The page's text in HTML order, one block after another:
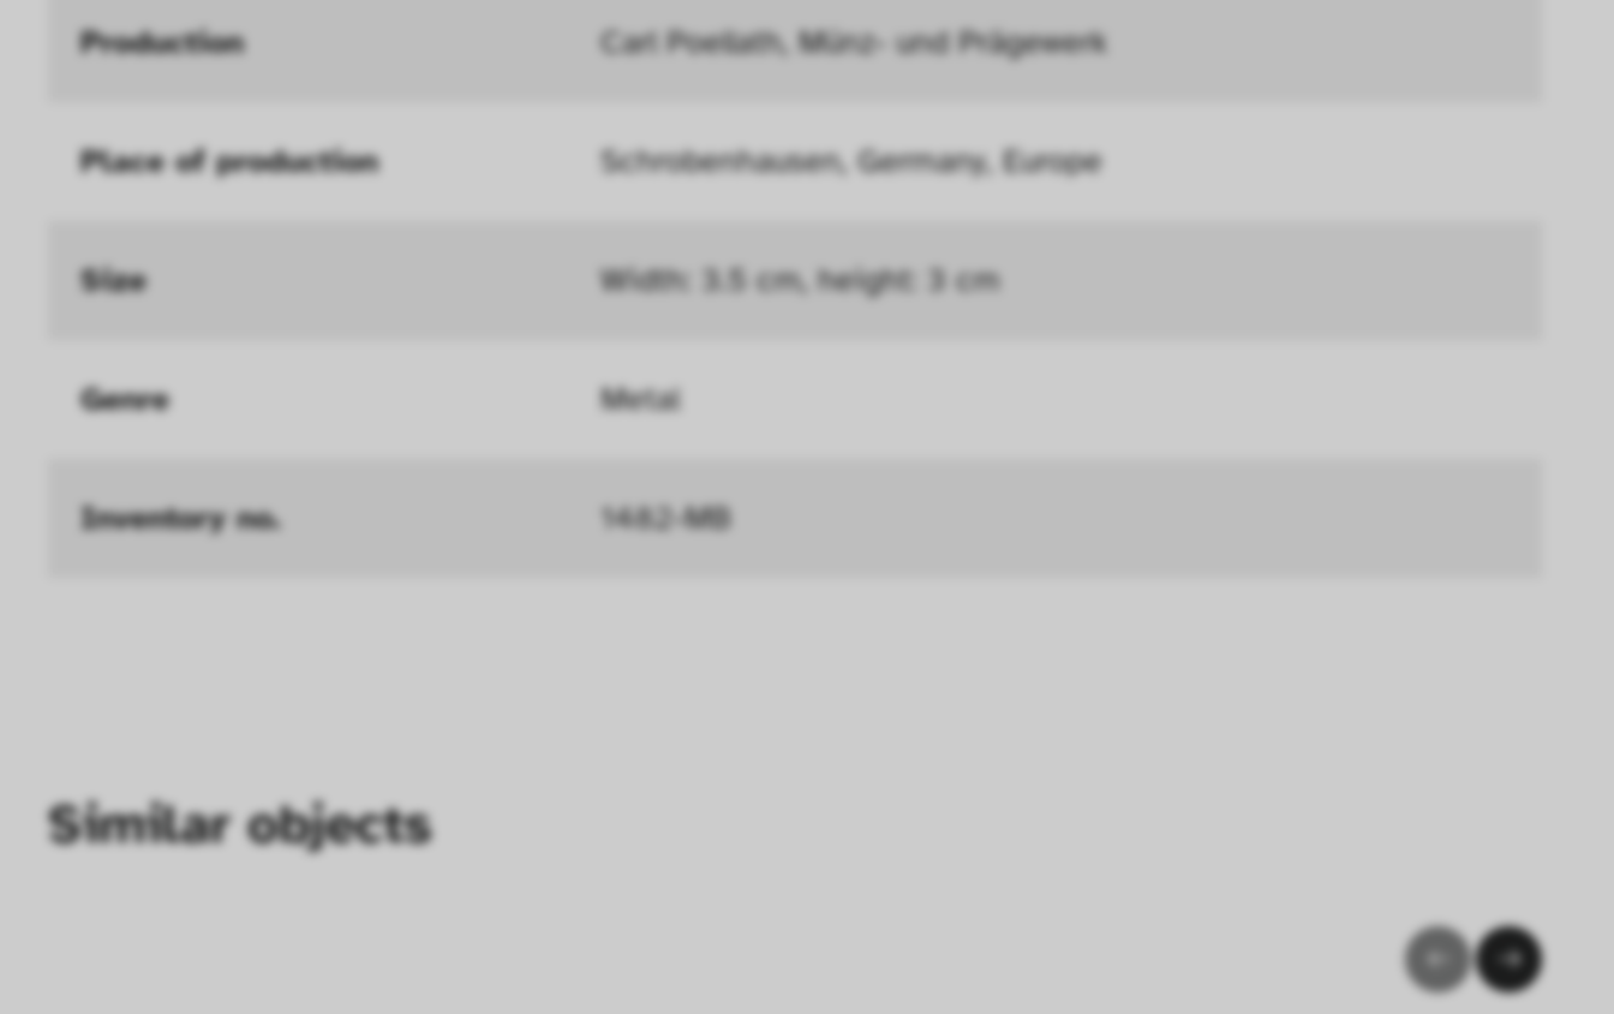
Diese Cookies helfen uns zu verstehen, wie Besucher*innen mit unserer Webseite
Production Carl Poellath, Münz- und Prägewerk
Place of production Schrobenhausen, Germany, Europe
Size Width: 3.5 cm, height: 3 cm
Genre Metal
Inventory no. 1482-MB
Similar objects